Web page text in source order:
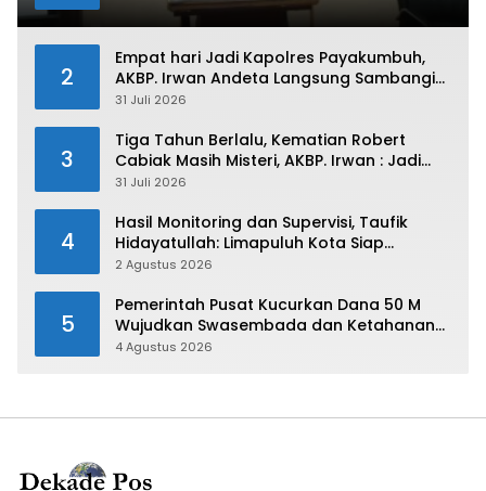
2
Empat hari Jadi Kapolres Payakumbuh,
AKBP. Irwan Andeta Langsung Sambangi
PWI Kota Payakumbuh
31 Juli 2026
3
Tiga Tahun Berlalu, Kematian Robert
Cabiak Masih Misteri, AKBP. Irwan : Jadi
Atensi Kita
31 Juli 2026
4
Hasil Monitoring dan Supervisi, Taufik
Hidayatullah: Limapuluh Kota Siap
Kirimkan Atlet Terbaiknya Pada Porprov
2 Agustus 2026
5
Pemerintah Pusat Kucurkan Dana 50 M
Wujudkan Swasembada dan Ketahanan
Pangan di Kabupaten 50 Kota
4 Agustus 2026